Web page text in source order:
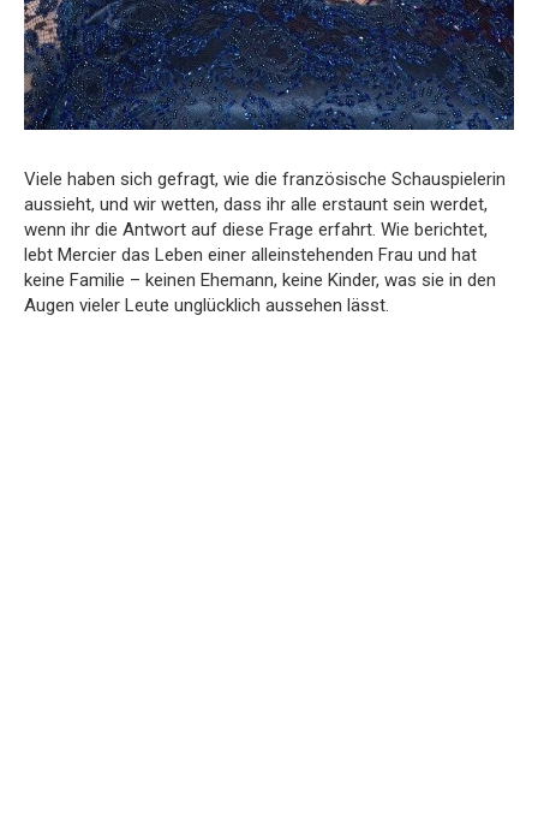
Viele haben sich gefragt, wie die französische Schauspielerin
aussieht, und wir wetten, dass ihr alle erstaunt sein werdet,
wenn ihr die Antwort auf diese Frage erfahrt. Wie berichtet,
lebt Mercier das Leben einer alleinstehenden Frau und hat
keine Familie – keinen Ehemann, keine Kinder, was sie in den
Augen vieler Leute unglücklich aussehen lässt.